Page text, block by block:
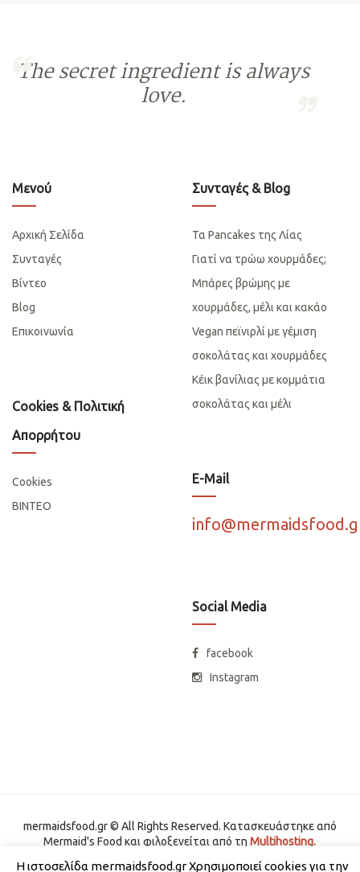
The secret ingredient is always
love.
Μενού
Αρχική Σελίδα
Συνταγές
Βίντεο
Blog
Επικοινωνία
Cookies & Πολιτική
Απορρήτου
Cookies
ΒΙΝΤΕΟ
Συνταγές & Blog
Τα Pancakes της Λίας
Γιατί να τρώω χουρμάδες;
Μπάρες βρώμης με
χουρμάδες, μέλι και κακάο
Vegan πεϊνιρλί με γέμιση
σοκολάτας και χουρμάδες
Κέικ βανίλιας με κομμάτια
σοκολάτας και μέλι
E-Mail
Social Media
facebook
Instagram
mermaidsfood.gr © All Rights Reserved. Κατασκευάστηκε από
Mermaid's Food και φιλοξενείται από τηMultihosting.
Η ιστοσελίδα mermaidsfood.gr Χρησιμοποιεί cookies για την